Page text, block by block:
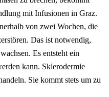
mit Infusionen in Graz.
von zwei Wochen, die
Das ist notwendig,
Es entsteht ein
kann. Sklerodermie
Sie kommt stets um zu